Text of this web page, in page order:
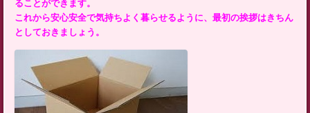
ることができます。
これから安心安全で気持ちよく暮らせるように、最初の挨拶はきちん
としておきましょう。